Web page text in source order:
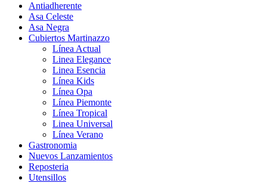
Antiadherente
Asa Celeste
Asa Negra
Cubiertos Martinazzo
Línea Actual
Linea Elegance
Linea Esencia
Línea Kids
Línea Opa
Línea Piemonte
Línea Tropical
Linea Universal
Línea Verano
Gastronomia
Nuevos Lanzamientos
Reposteria
Utensillos